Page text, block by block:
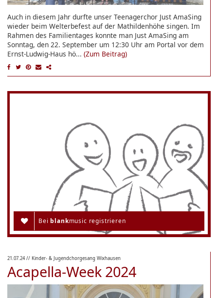
Auch in diesem Jahr durfte unser Teenagerchor Just AmaSing
wieder beim Welterbefest auf der Mathildenhöhe singen. Im
Rahmen des Familientages konnte man Just AmaSing am
Sonntag, den 22. September um 12:30 Uhr am Portal vor dem
Ernst-Ludwig-Haus hö... (Zum Beitrag)
Bei blankmusic registrieren
21.07.24// Kinder- & Jugendchorgesang Wixhausen
Acapella-Week 2024